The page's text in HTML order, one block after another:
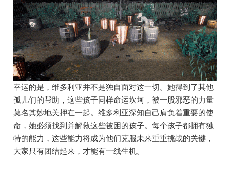
幸运的是，维多利亚并不是独自面对这一切。她得到了其他
孤儿们的帮助，这些孩子同样命运坎坷，被一股邪恶的力量
莫名其妙地关押在一起。维多利亚深知自己肩负着重要的使
命，她必须找到并解救这些被困的孩子。每个孩子都拥有独
特的能力，这些能力将成为他们克服未来重重挑战的关键，
大家只有团结起来，才能有一线生机。